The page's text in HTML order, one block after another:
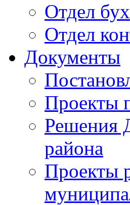
Отдел
Отдел
Документы
Проекты
Решения
района
Проекты